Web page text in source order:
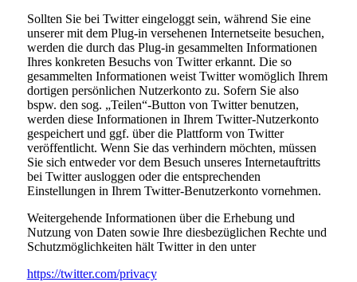
Sollten Sie bei Twitter eingeloggt sein, während Sie eine
unserer mit dem Plug-in versehenen Internetseite besuchen,
werden die durch das Plug-in gesammelten Informationen
Ihres konkreten Besuchs von Twitter erkannt. Die so
gesammelten Informationen weist Twitter womöglich Ihrem
dortigen persönlichen Nutzerkonto zu. Sofern Sie also
bspw. den sog. „Teilen“-Button von Twitter benutzen,
werden diese Informationen in Ihrem Twitter-Nutzerkonto
gespeichert und ggf. über die Plattform von Twitter
veröffentlicht. Wenn Sie das verhindern möchten, müssen
Sie sich entweder vor dem Besuch unseres Internetauftritts
bei Twitter ausloggen oder die entsprechenden
Einstellungen in Ihrem Twitter-Benutzerkonto vornehmen.
Weitergehende Informationen über die Erhebung und
Nutzung von Daten sowie Ihre diesbezüglichen Rechte und
Schutzmöglichkeiten hält Twitter in den unter
https://twitter.com/privacy